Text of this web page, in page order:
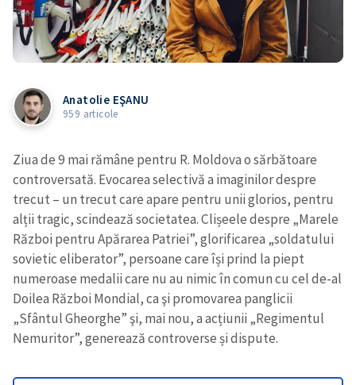
Anatolie EŞANU
959 articole
Ziua de 9 mai rămâne pentru R. Moldova o sărbătoare
controversată. Evocarea selectivă a imaginilor despre
trecut – un trecut care apare pentru unii glorios, pentru
alții tragic, scindează societatea. Clișeele despre „Marele
Război pentru Apărarea Patriei”, glorificarea „soldatului
sovietic eliberator”, persoane care își prind la piept
numeroase medalii care nu au nimic în comun cu cel de-al
Doilea Război Mondial, ca şi promovarea panglicii
„Sfântul Gheorghe” şi, mai nou, a acțiunii „Regimentul
Nemuritor”, generează controverse și dispute.